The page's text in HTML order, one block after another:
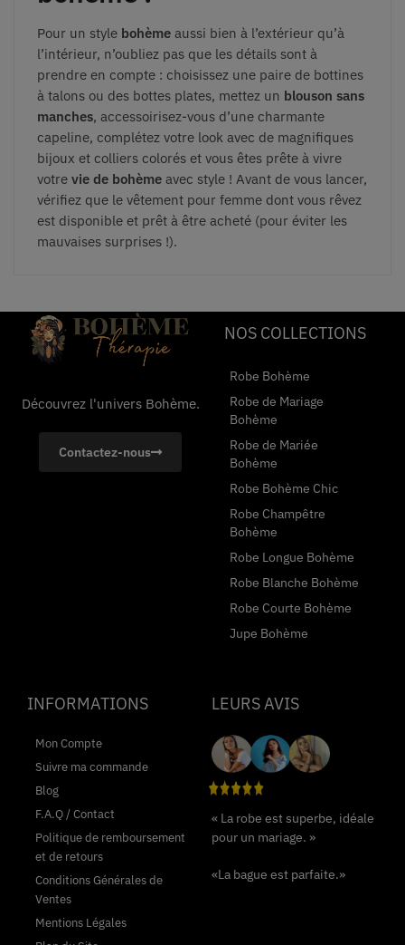
Pour un style bohème aussi bien à l’extérieur qu’à
l’intérieur, n’oubliez pas que les détails sont à
prendre en compte : choisissez une paire de bottines
à talons ou des bottes plates, mettez un blouson sans
manches, accessoirisez-vous d’une charmante
capeline, complétez votre look avec de magnifiques
bijoux et colliers colorés et vous êtes prête à vivre
votre vie de bohème avec style ! Avant de vous lancer,
vérifiez que le vêtement pour femme dont vous rêvez
est disponible et prêt à être acheté (pour éviter les
mauvaises surprises !).
Découvrez l'univers Bohème.
Contactez-nous
NOS COLLECTIONS
Robe Bohème
Robe de Mariage
Bohème
Robe de Mariée
Bohème
Robe Bohème Chic
Robe Champêtre
Bohème
Robe Longue Bohème
Robe Blanche Bohème
Robe Courte Bohème
Jupe Bohème
INFORMATIONS
Mon Compte
Suivre ma commande
Blog
F.A.Q / Contact
Politique de remboursement
et de retours
Conditions Générales de
Ventes
Mentions Légales
LEURS AVIS
« La robe est superbe, idéale
pour un mariage. »
«La bague est parfaite.»